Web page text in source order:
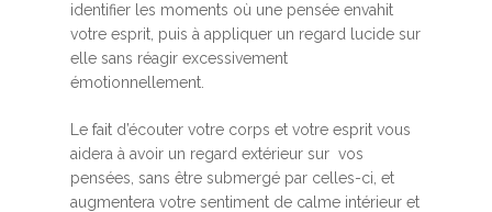
identifier les moments où une pensée envahit
votre esprit, puis à appliquer un regard lucide sur
elle sans réagir excessivement
émotionnellement.
Le fait d’écouter votre corps et votre esprit vous
aidera à avoir un regard extérieur sur vos
pensées, sans être submergé par celles-ci, et
augmentera votre sentiment de calme intérieur et